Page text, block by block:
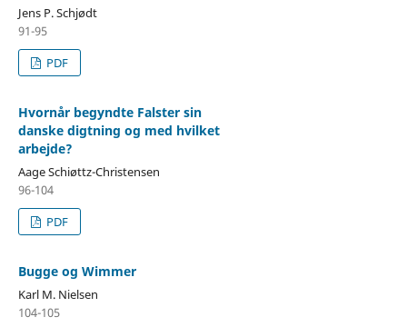
Jens P. Schjødt
91-95
PDF
Hvornår begyndte Falster sin
danske digtning og med hvilket
arbejde?
Aage Schiøttz-Christensen
96-104
PDF
Bugge og Wimmer
Karl M. Nielsen
104-105